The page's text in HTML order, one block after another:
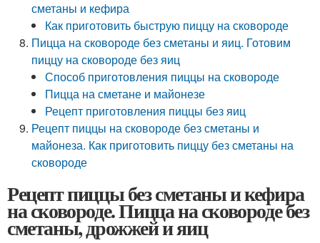
сметаны и кефира
Как приготовить быструю пиццу на сковороде
Пицца на сковороде без сметаны и яиц. Готовим
пиццу на сковороде без яиц
Способ приготовления пиццы на сковороде
Пицца на сметане и майонезе
Рецепт приготовления пиццы без яиц
Рецепт пиццы на сковороде без сметаны и
майонеза. Как приготовить пиццу без сметаны на
сковороде
Рецепт пиццы без сметаны и кефира
на сковороде. Пицца на сковороде без
сметаны, дрожжей и яиц